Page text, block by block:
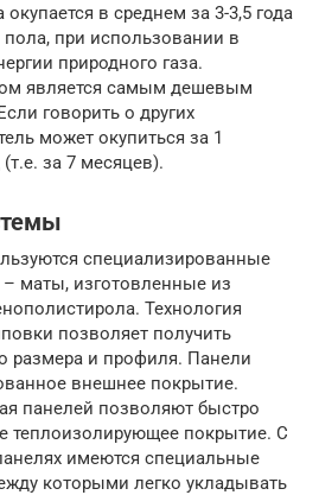
в среднем за 3-3,5 года
пола, при использовании в
природного газа.
является самым дешевым
говорить о других
может окупиться за 1
за 7 месяцев).
специализированные
маты, изготовленные из
Технология
позволяет получить
размера и профиля. Панели
внешнее покрытие.
панелей позволяют быстро
теплоизолирующее покрытие. С
имеются специальные
которыми легко укладывать